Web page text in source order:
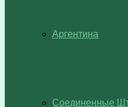
Аргентина
Соединенные